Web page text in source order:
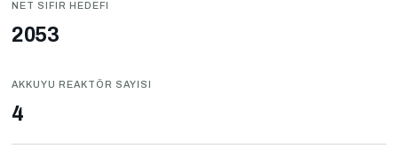
NET SIFIR HEDEFI
2053
AKKUYU REAKTÖR SAYISI
4